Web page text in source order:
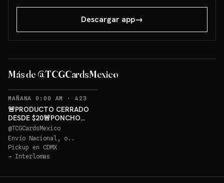
Descargar app→
Más de @TCGCardsMexico
PONCHO PIKACHU PSA 10
Sorteo: PONCHO PIKACHU PSA 10 GRATIS→
MAÑANA 0:00 AM · 423
🚨PRODUCTO CERRADO
DESDE $20🚨PONCHO
PIKACHU PSA 10 GRATIS
@TCGCardsMexico
Envío Nacional, o..
Pickup en CDMX
→ Interlomas